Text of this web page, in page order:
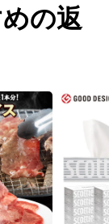
の妙技は圧巻
速道路、
、県庁所在
キング」で
）の若者・
位に選ばれる
る環境も魅
の返